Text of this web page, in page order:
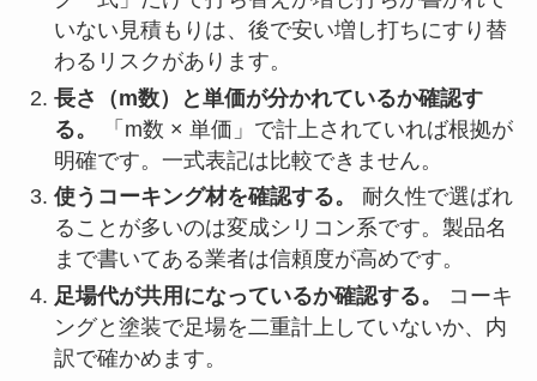
いない見積もりは、後で安い増し打ちにすり替
わるリスクがあります。
長さ（m数）と単価が分かれているか確認す
る。
「m数 × 単価」で計上されていれば根拠が
明確です。一式表記は比較できません。
使うコーキング材を確認する。
耐久性で選ばれ
ることが多いのは変成シリコン系です。製品名
まで書いてある業者は信頼度が高めです。
足場代が共用になっているか確認する。
コーキ
ングと塗装で足場を二重計上していないか、内
訳で確かめます。